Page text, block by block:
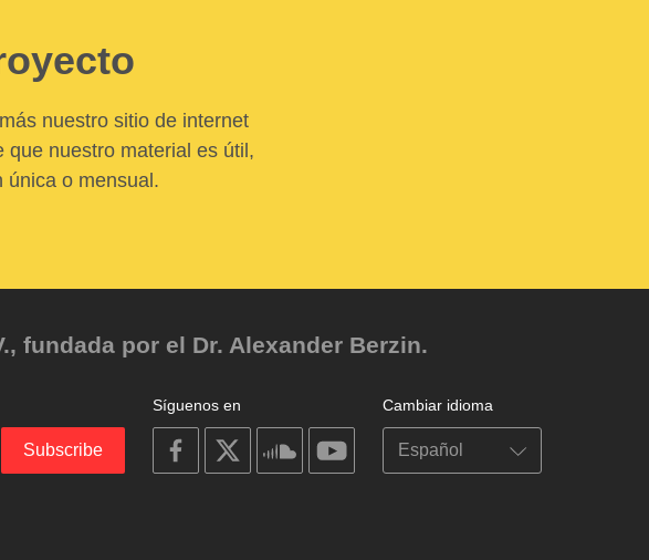
nuestro sitio de internet
nuestro material es útil,
única o mensual.
fundada por el Dr. Alexander Berzin.
Cambiar idioma
Síguenos en
on
facebook
on
on
soundcloudyoutube
Subscribe